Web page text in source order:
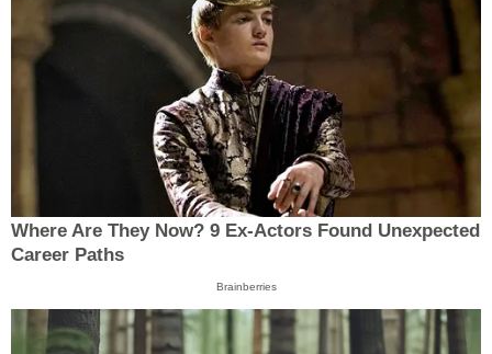
Where Are They Now? 9 Ex-Actors Found Unexpected
Career Paths
Brainberries